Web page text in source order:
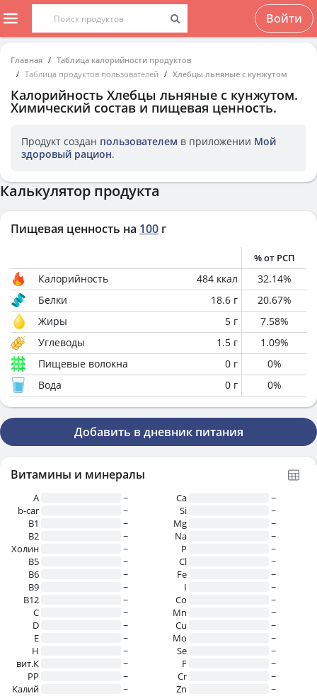
Войти
Главная
Таблица калорийности продуктов
Таблица продуктов пользователей
Хлебцы льняные с кунжутом
Калорийность Хлебцы льняные с кунжутом.
Химический состав и пищевая ценность.
Продукт создан пользователем в приложении Мой
здоровый рацион.
Калькулятор продукта
Пищевая ценность на 100 г
% от РСП
Калорийность 484 ккал 32.14%
Белки
18.6 г 20.67%
Жиры
5 г 7.58%
Углеводы
1.5 г 1.09%
Пищевые волокна
0 г 0%
Вода
0 г 0%
Добавить в дневник питания
Витамины и минералы
A
~
b-car
~
В1
~
B2
~
Холин
~
B5
~
B6
~
B9
~
B12
~
C
~
D
~
E
~
H
~
вит.К
~
PP
~
Калий
~
Ca
~
Si
~
Mg
~
Na
~
P
~
Cl
~
Fe
~
I
~
Co
~
Mn
~
Cu
~
Mo
~
Se
~
F
~
Cr
~
Zn
~